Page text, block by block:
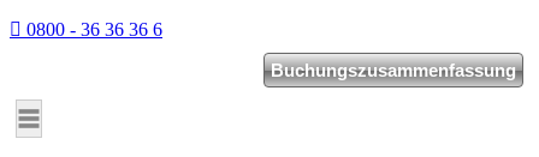
0800 - 36 36 36 6